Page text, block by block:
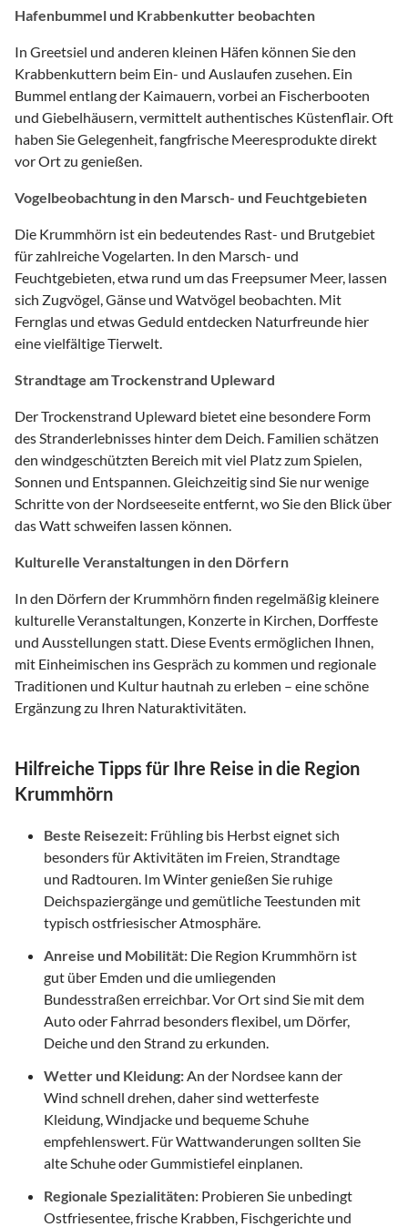
Hafenbummel und Krabbenkutter beobachten
In Greetsiel und anderen kleinen Häfen können Sie den
Krabbenkuttern beim Ein- und Auslaufen zusehen. Ein
Bummel entlang der Kaimauern, vorbei an Fischerbooten
und Giebelhäusern, vermittelt authentisches Küstenflair. Oft
haben Sie Gelegenheit, fangfrische Meeresprodukte direkt
vor Ort zu genießen.
Vogelbeobachtung in den Marsch- und Feuchtgebieten
Die Krummhörn ist ein bedeutendes Rast- und Brutgebiet
für zahlreiche Vogelarten. In den Marsch- und
Feuchtgebieten, etwa rund um das Freepsumer Meer, lassen
sich Zugvögel, Gänse und Watvögel beobachten. Mit
Fernglas und etwas Geduld entdecken Naturfreunde hier
eine vielfältige Tierwelt.
Strandtage am Trockenstrand Upleward
Der Trockenstrand Upleward bietet eine besondere Form
des Stranderlebnisses hinter dem Deich. Familien schätzen
den windgeschützten Bereich mit viel Platz zum Spielen,
Sonnen und Entspannen. Gleichzeitig sind Sie nur wenige
Schritte von der Nordseeseite entfernt, wo Sie den Blick über
das Watt schweifen lassen können.
Kulturelle Veranstaltungen in den Dörfern
In den Dörfern der Krummhörn finden regelmäßig kleinere
kulturelle Veranstaltungen, Konzerte in Kirchen, Dorffeste
und Ausstellungen statt. Diese Events ermöglichen Ihnen,
mit Einheimischen ins Gespräch zu kommen und regionale
Traditionen und Kultur hautnah zu erleben – eine schöne
Ergänzung zu Ihren Naturaktivitäten.
Hilfreiche Tipps für Ihre Reise in die Region
Krummhörn
Beste Reisezeit: Frühling bis Herbst eignet sich
besonders für Aktivitäten im Freien, Strandtage
und Radtouren. Im Winter genießen Sie ruhige
Deichspaziergänge und gemütliche Teestunden mit
typisch ostfriesischer Atmosphäre.
Anreise und Mobilität: Die Region Krummhörn ist
gut über Emden und die umliegenden
Bundesstraßen erreichbar. Vor Ort sind Sie mit dem
Auto oder Fahrrad besonders flexibel, um Dörfer,
Deiche und den Strand zu erkunden.
Wetter und Kleidung:An der Nordsee kann der
Wind schnell drehen, daher sind wetterfeste
Kleidung, Windjacke und bequeme Schuhe
empfehlenswert. Für Wattwanderungen sollten Sie
alte Schuhe oder Gummistiefel einplanen.
Regionale Spezialitäten: Probieren Sie unbedingt
Ostfriesentee, frische Krabben, Fischgerichte und